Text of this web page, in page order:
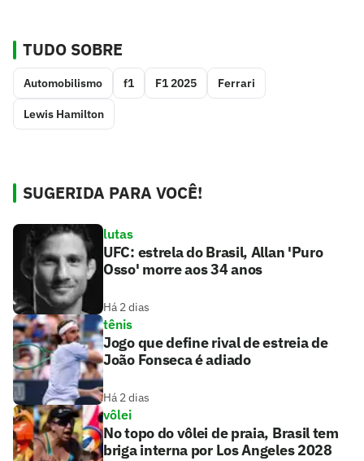
TUDO SOBRE
Automobilismo f1 F1 2025 Ferrari
Lewis Hamilton
SUGERIDA PARA VOCÊ!
lutas
UFC: estrela do Brasil, Allan 'Puro
Osso' morre aos 34 anos
Há 2 dias
tênis
Jogo que define rival de estreia de
João Fonseca é adiado
Há 2 dias
vôlei
No topo do vôlei de praia, Brasil tem
briga interna por Los Angeles 2028